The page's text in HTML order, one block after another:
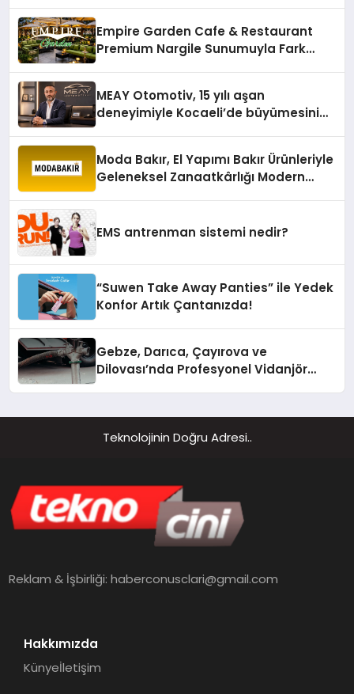
Empire Garden Cafe & Restaurant
Premium Nargile Sunumuyla Fark
MEAY Otomotiv, 15 yılı aşan
deneyimiyle Kocaeli’de büyümesini
Moda Bakır, El Yapımı Bakır Ürünleriyle
Geleneksel Zanaatkârlığı Modern
EMS antrenman sistemi nedir?
“Suwen Take Away Panties” ile Yedek
Konfor Artık Çantanızda!
Gebze, Darıca, Çayırova ve
Dilovası’nda Profesyonel Vidanjör
Teknolojinin Doğru Adresi..
Reklam & İşbirliği:haberconusclari@gmail.com
Hakkımızda
Künyeİletişim